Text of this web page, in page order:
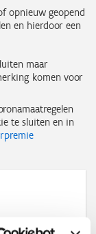
opnieuw geopend
en hierdoor een
maar
komen voor
te sluiten en in